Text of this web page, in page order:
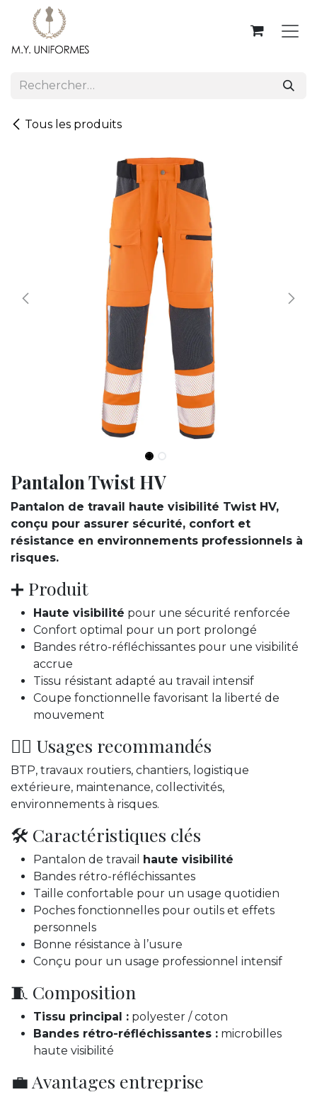
Se rendre au contenu
Tous les produits
Pantalon Twist HV
Pantalon de travail haute visibilité Twist HV,
conçu pour assurer sécurité, confort et
résistance en environnements professionnels à
risques.
➕ Produit
Haute visibilité pour une sécurité renforcée
Confort optimal pour un port prolongé
Bandes rétro-réfléchissantes pour une visibilité
accrue
Tissu résistant adapté au travail intensif
Coupe fonctionnelle favorisant la liberté de
mouvement
👷‍♂️ Usages recommandés
BTP, travaux routiers, chantiers, logistique
extérieure, maintenance, collectivités,
environnements à risques.
🛠️ Caractéristiques clés
Pantalon de travail haute visibilité
Bandes rétro-réfléchissantes
Taille confortable pour un usage quotidien
Poches fonctionnelles pour outils et effets
personnels
Bonne résistance à l’usure
Conçu pour un usage professionnel intensif
🧵 Composition
Tissu principal : polyester / coton
Bandes rétro-réfléchissantes : microbilles
haute visibilité
💼 Avantages entreprise